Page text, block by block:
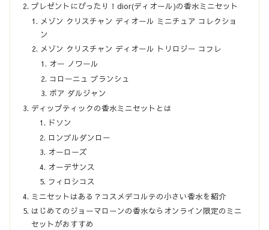
プレゼントにぴったり！dior(ディオール)の香水ミニセット
メゾン クリスチャン ディオール ミニチュア コレクショ
ン
メゾン クリスチャン ディオール トリロジー コフレ
オー ノワール
コローニュ ブランシュ
ボア ダルジャン
ディップティックの香水ミニセットとは
ドソン
ロンブルダンロー
オーローズ
オーデサンス
フィロシコス
ミニセットはある？コスメデコルテの小さい香水を紹介
はじめてのジョーマローンの香水ならオンライン限定のミニ
セットがおすすめ